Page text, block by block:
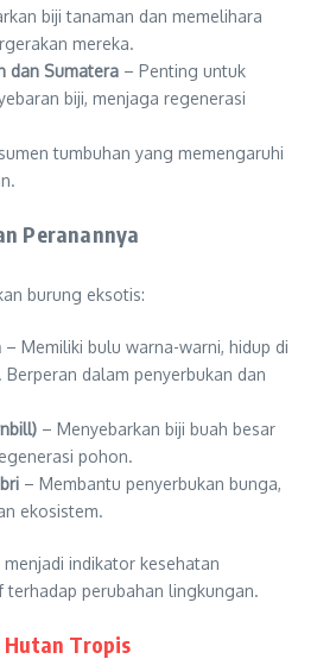
biji tanaman dan memelihara
mereka.
dan Sumatera – Penting untuk
biji, menjaga regenerasi
tumbuhan yang memengaruhi
Peranannya
burung eksotis:
– Memiliki bulu warna-warni, hidup di
dalam penyerbukan dan
– Menyebarkan biji buah besar
pohon.
– Membantu penyerbukan bunga,
ekosistem.
indikator kesehatan
terhadap perubahan lingkungan.
Tropis